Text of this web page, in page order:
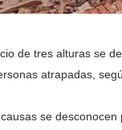
de tres alturas se
atrapadas,
se